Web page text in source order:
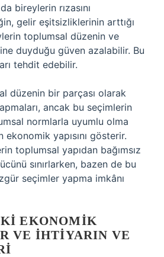
bireylerin rızasını
gelir eşitsizliklerinin arttığı
toplumsal düzenin ve
duyduğu güven azalabilir. Bu
tehdit edebilir.
düzenin bir parçası olarak
ancak bu seçimlerin
normlarla uyumlu olma
ekonomik yapısını gösterir.
toplumsal yapıdan bağımsız
sınırlarken, bazen de bu
seçimler yapma imkânı
EKONOMIK
VE İHTIYARIN VE